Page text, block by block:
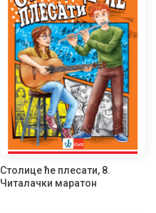
Столице ће плесати, 8.
Читалачки маратон